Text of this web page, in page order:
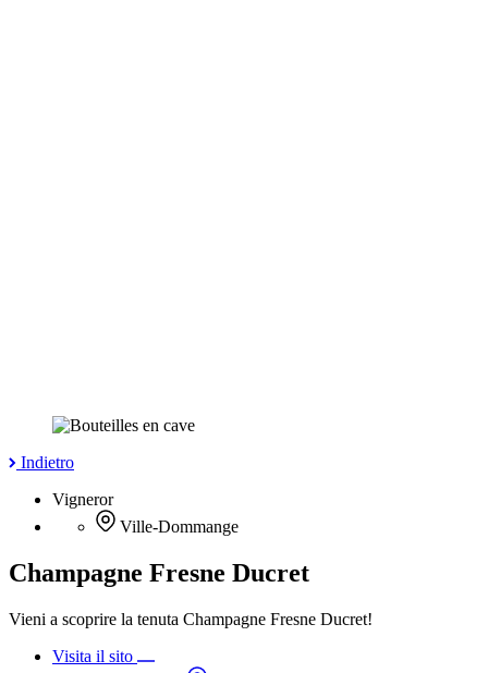
Indietro
Vigneror
Ville-Dommange
Champagne Fresne Ducret
Vieni a scoprire la tenuta Champagne Fresne Ducret!
Visita il sito